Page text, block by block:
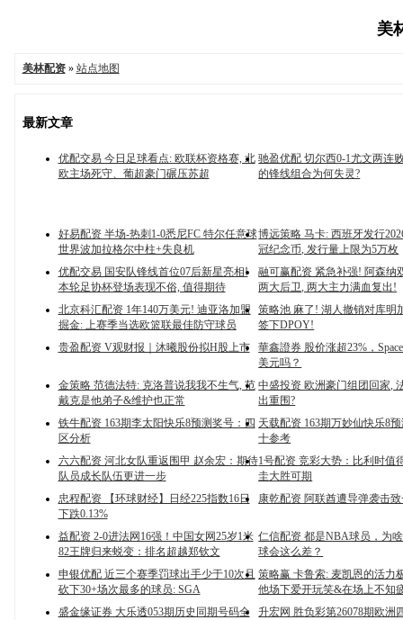
美
美林配资» 站点地图
最新文章
优配交易 今日足球看点: 欧联杯资格赛, 北
欧主场死守、葡超豪门碾压苏超
驰盈优配 切尔西0-1尤文两连
的锋线组合为何失灵?
好易配资 半场-热刺1-0悉尼FC 特尔任意球
世界波加拉格尔中柱+失良机
博远策略 马卡: 西班牙发行
冠纪念币, 发行量上限为5万枚
优配交易 国安队锋线首位07后新星亮相!
本轮足协杯登场表现不俗, 值得期待
融可赢配资 紧急补强! 阿森纳
两大后卫, 两大主力满血复出!
北京科汇配资 1年140万美元! 迪亚洛加盟
掘金: 上赛季当选欧篮联最佳防守球员
策略池 麻了! 湖人撤销对库明
签下DPOY!
贵盈配资 V观财报｜沐曦股份拟H股上市
華鑫證券 股价涨超23%，
美元吗？
金策略 范德法特: 克洛普说我我不生气, 范
戴克是他弟子&维护也正常
中盛投资 欧洲豪门组团回家,
出重围?
铁牛配资 163期李太阳快乐8预测奖号：四
区分析
天载配资 163期万妙仙快乐8
十参考
六六配资 河北女队重返围甲 赵余宏：期待
队员成长队伍更进一步
1号配资 竞彩大势：比利时值
圭大胜可期
忠程配资 【环球财经】日经225指数16日
下跌0.13%
康乾配资 阿联酋遭导弹袭击
益配资 2-0进法网16强！中国女网25岁1米
82王牌归来蜕变：排名超越郑钦文
仁信配资 都是NBA球员，为
球会这么差？
申银优配 近三个赛季罚球出手少于10次且
砍下30+场次最多的球员: SGA
策略赢 卡鲁索: 麦凯恩的活力
他场下爱开玩笑&在场上不知
盛金缘证券 大乐透053期历史同期号码全
升宏网 胜负彩第26078期欧洲